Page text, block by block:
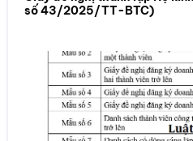
số 43/2025/TT-BTC)